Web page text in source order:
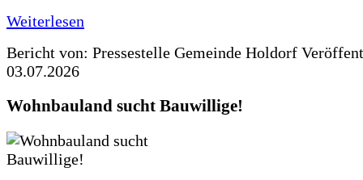
Weiterlesen
Bericht von: Pressestelle Gemeinde Holdorf
03.07.2026
Wohnbauland sucht Bauwillige!